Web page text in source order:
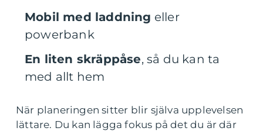
Mobil med laddning eller
powerbank
En liten skräppåse, så du kan ta
med allt hem
När planeringen sitter blir själva upplevelsen
lättare. Du kan lägga fokus på det du är där